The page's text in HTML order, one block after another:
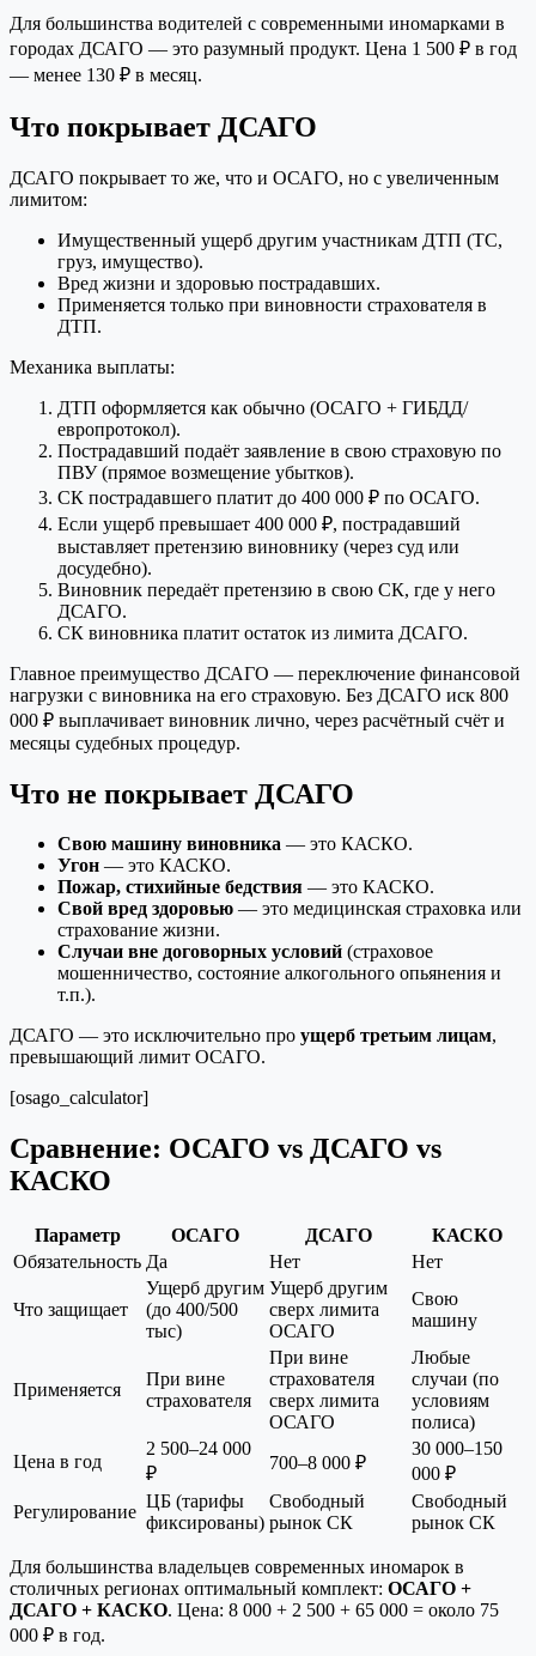
Для большинства водителей с современными иномарками в
городах ДСАГО — это разумный продукт. Цена 1 500 ₽ в год
— менее 130 ₽ в месяц.
Что покрывает ДСАГО
ДСАГО покрывает то же, что и ОСАГО, но с увеличенным
лимитом:
Имущественный ущерб другим участникам ДТП (ТС,
груз, имущество).
Вред жизни и здоровью пострадавших.
Применяется только при виновности страхователя в
ДТП.
Механика выплаты:
ДТП оформляется как обычно (ОСАГО + ГИБДД/
европротокол).
Пострадавший подаёт заявление в свою страховую по
ПВУ (прямое возмещение убытков).
СК пострадавшего платит до 400 000 ₽ по ОСАГО.
Если ущерб превышает 400 000 ₽, пострадавший
выставляет претензию виновнику (через суд или
досудебно).
Виновник передаёт претензию в свою СК, где у него
ДСАГО.
СК виновника платит остаток из лимита ДСАГО.
Главное преимущество ДСАГО — переключение финансовой
нагрузки с виновника на его страховую. Без ДСАГО иск 800
000 ₽ выплачивает виновник лично, через расчётный счёт и
месяцы судебных процедур.
Что не покрывает ДСАГО
Свою машину виновника — это КАСКО.
Угон — это КАСКО.
Пожар, стихийные бедствия — это КАСКО.
Свой вред здоровью — это медицинская страховка или
страхование жизни.
Случаи вне договорных условий (страховое
мошенничество, состояние алкогольного опьянения и
т.п.).
ДСАГО — это исключительно про ущерб третьим лицам,
превышающий лимит ОСАГО.
[osago_calculator]
Сравнение: ОСАГО vs ДСАГО vs
КАСКО
Параметр ОСАГО ДСАГО
КАСКО
Обязательность Да Нет Нет
Что защищает
Ущерб другим
(до 400/500
тыс)
Ущерб другим
сверх лимита
ОСАГО
Свою
машину
Применяется
При вине
страхователя
При вине
страхователя
сверх лимита
ОСАГО
Любые
случаи (по
условиям
полиса)
Цена в год
2 500–24 000
₽
700–8 000 ₽
30 000–150
000 ₽
Регулирование
ЦБ (тарифы
фиксированы)
Свободный
рынок СК
Свободный
рынок СК
Для большинства владельцев современных иномарок в
столичных регионах оптимальный комплект: ОСАГО +
ДСАГО + КАСКО. Цена: 8 000 + 2 500 + 65 000 = около 75
000 ₽ в год.